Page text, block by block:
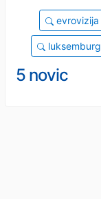
evrovizija
luksemburg
5 novic